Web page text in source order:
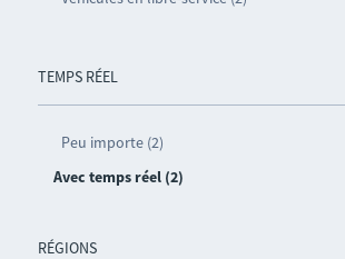
TEMPS RÉEL
Peu importe (2)
Avec temps réel (2)
RÉGIONS